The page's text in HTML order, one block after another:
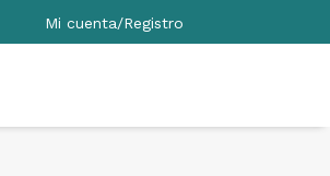
Mi cuenta/Registro